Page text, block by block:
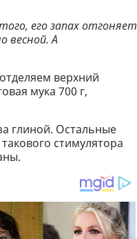
его запах отгоняет
весной. А
верхний
мука 700 г,
глиной. Остальные
стимулятора